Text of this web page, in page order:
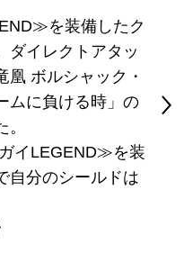
を装備したク
ダイレクトアタッ
凰 ボルシャック・
ムに負ける時」の
イLEGEND≫を装
自分のシールドは